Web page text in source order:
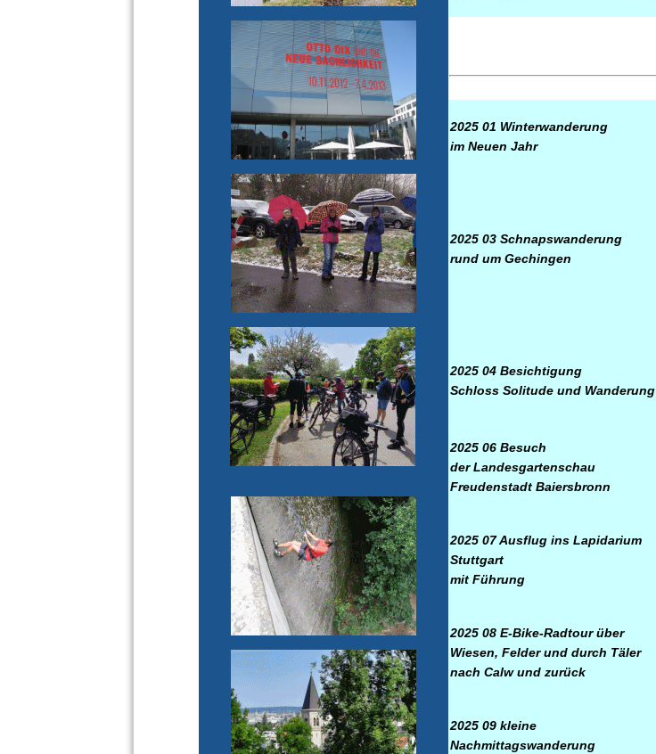
2025 01 Winterwanderung
im Neuen Jahr
2025 03 Schnapswanderung
rund um Gechingen
2025 04 Besichtigung
Schloss Solitude und Wanderung
2025 06 Besuch
der Landesgartenschau
Freudenstadt Baiersbronn
2025 07 Ausflug ins Lapidarium
Stuttgart
mit Führung
2025 08 E-Bike-Radtour über
Wiesen, Felder und durch Täler
nach Calw und zurück
2025 09 kleine
Nachmittagswanderung